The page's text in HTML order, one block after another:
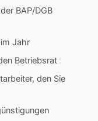
BAP/DGB
Jahr
Betriebsrat
den Sie